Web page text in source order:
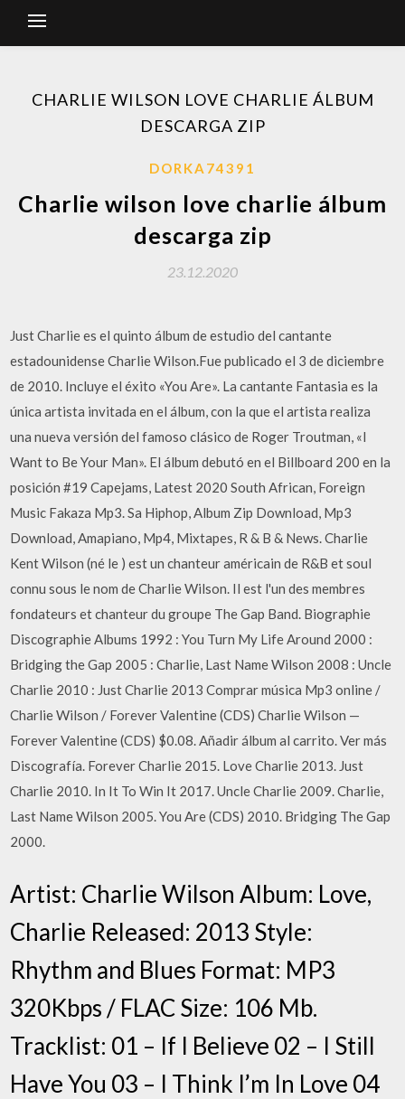
CHARLIE WILSON LOVE CHARLIE ÁLBUM
DESCARGA ZIP
DORKA74391
Charlie wilson love charlie álbum
descarga zip
23.12.2020
Just Charlie es el quinto álbum de estudio del cantante
estadounidense Charlie Wilson.Fue publicado el 3 de diciembre
de 2010. Incluye el éxito «You Are». La cantante Fantasia es la
única artista invitada en el álbum, con la que el artista realiza
una nueva versión del famoso clásico de Roger Troutman, «I
Want to Be Your Man». El álbum debutó en el Billboard 200 en la
posición #19 Capejams, Latest 2020 South African, Foreign
Music Fakaza Mp3. Sa Hiphop, Album Zip Download, Mp3
Download, Amapiano, Mp4, Mixtapes, R & B & News. Charlie
Kent Wilson (né le ) est un chanteur américain de R&B et soul
connu sous le nom de Charlie Wilson. Il est l'un des membres
fondateurs et chanteur du groupe The Gap Band. Biographie
Discographie Albums 1992 : You Turn My Life Around 2000 :
Bridging the Gap 2005 : Charlie, Last Name Wilson 2008 : Uncle
Charlie 2010 : Just Charlie 2013 Comprar música Mp3 online /
Charlie Wilson / Forever Valentine (CDS) Charlie Wilson —
Forever Valentine (CDS) $0.08. Añadir álbum al carrito. Ver más
Discografía. Forever Charlie 2015. Love Charlie 2013. Just
Charlie 2010. In It To Win It 2017. Uncle Charlie 2009. Charlie,
Last Name Wilson 2005. You Are (CDS) 2010. Bridging The Gap
2000.
Artist: Charlie Wilson Album: Love,
Charlie Released: 2013 Style:
Rhythm and Blues Format: MP3
320Kbps / FLAC Size: 106 Mb.
Tracklist: 01 – If I Believe 02 – I Still
Have You 03 – I Think I’m In Love 04